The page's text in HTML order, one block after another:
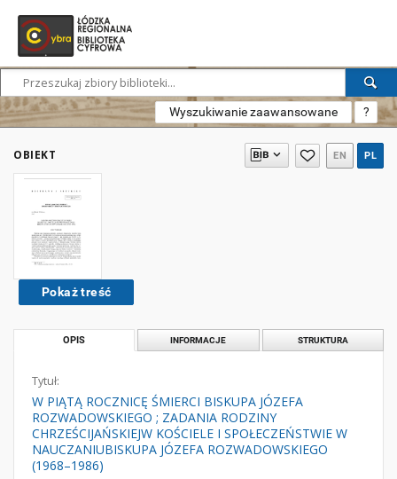
Wyszukiwanie zaawansowane ?
OBIEKT EN PL
Pokaż treść
OPIS INFORMACJE STRUKTURA
Tytuł:
W PIĄTĄ ROCZNICĘ ŚMIERCI BISKUPA JÓZEFA
ROZWADOWSKIEGO ; ZADANIA RODZINY
CHRZEŚCIJAŃSKIEJW KOŚCIELE I SPOŁECZEŃSTWIE W
NAUCZANIUBISKUPA JÓZEFA ROZWADOWSKIEGO
(1968–1986)